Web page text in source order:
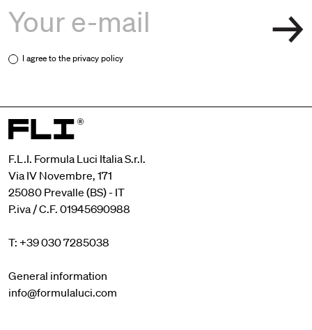
I agree to theprivacy policy
F.L.I. Formula Luci Italia S.r.l.
Via IV Novembre, 171
25080 Prevalle (BS) - IT
P.iva / C.F. 01945690988
T: +39 030 7285038
General information
info@formulaluci.com